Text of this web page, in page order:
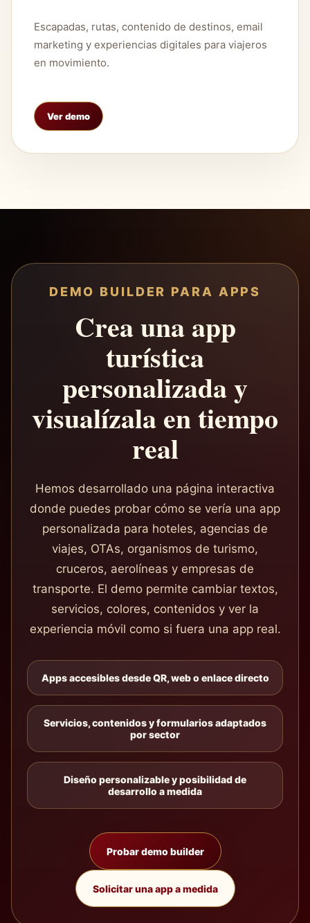
Escapadas, rutas, contenido de destinos, email
marketing y experiencias digitales para viajeros
en movimiento.
Ver demo
DEMO BUILDER PARA APPS
Crea una app
turística
personalizada y
visualízala en tiempo
real
Hemos desarrollado una página interactiva
donde puedes probar cómo se vería una app
personalizada para hoteles, agencias de
viajes, OTAs, organismos de turismo,
cruceros, aerolíneas y empresas de
transporte. El demo permite cambiar textos,
servicios, colores, contenidos y ver la
experiencia móvil como si fuera una app real.
Apps accesibles desde QR, web o enlace directo
Servicios, contenidos y formularios adaptados
por sector
Diseño personalizable y posibilidad de
desarrollo a medida
Probar demo builder
Solicitar una app a medida